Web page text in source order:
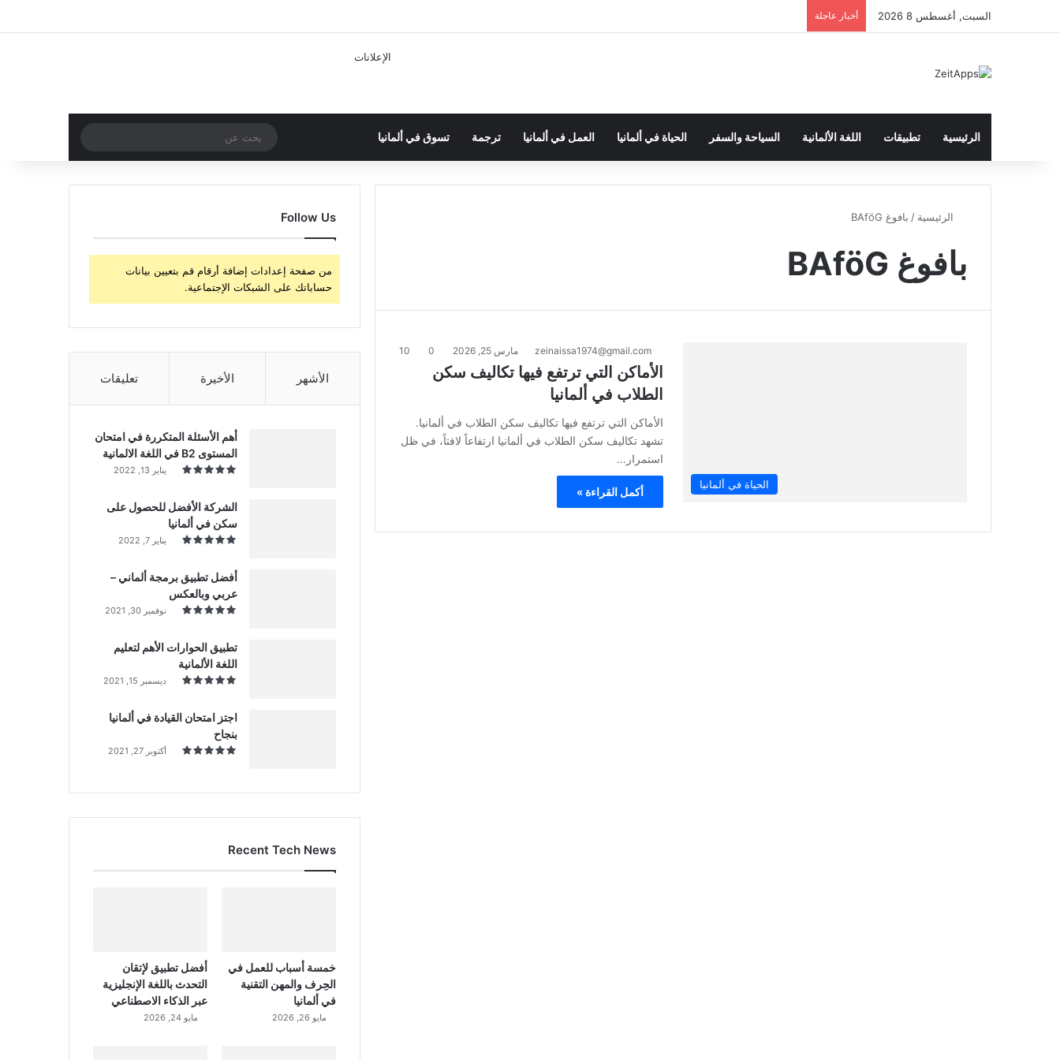
السبت, أغسطس 8 2026 أخبار عاجلة
الإعلانات
الرئيسية تطبيقات اللغة الألمانية السياحة والسفر الحياة في ألمانيا العمل في ألمانيا ترجمة تسوق في ألمانيا مقال عشوائي
عن
الرئيسية / بافوغ BAföG
بافوغ BAföG
الحياة في ألمانيا
zeinaissa1974@gmail.com مارس 25, 2026 0
10
الأماكن التي ترتفع فيها تكاليف سكن
الطلاب في ألمانيا
الأماكن التي ترتفع فيها تكاليف سكن الطلاب في ألمانيا.
تشهد تكاليف سكن الطلاب في ألمانيا ارتفاعاً لافتاً، في ظل
استمرار…
أكمل القراءة »
Follow Us
من صفحة إعدادات إضافة أرقام قم بتعيين بيانات
حساباتك على الشبكات الإجتماعية.
الأشهر الأخيرة تعليقات
أهم الأسئلة المتكررة في امتحان
المستوى B2 في اللغة الالمانية
يناير 13, 2022
الشركة الأفضل للحصول على
سكن في ألمانيا
يناير 7, 2022
أفضل تطبيق برمجة ألماني –
عربي وبالعكس
نوفمبر 30, 2021
تطبيق الحوارات الأهم لتعليم
اللغة الألمانية
ديسمبر 15, 2021
اجتز امتحان القيادة في ألمانيا
بنجاح
أكتوبر 27, 2021
Recent Tech News
خمسة أسباب للعمل في
الحِرف والمهن التقنية
في ألمانيا
مايو 26, 2026
أفضل تطبيق لإتقان
التحدث باللغة الإنجليزية
عبر الذكاء الاصطناعي
مايو 24, 2026